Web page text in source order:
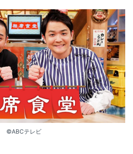
©ABCテレビ